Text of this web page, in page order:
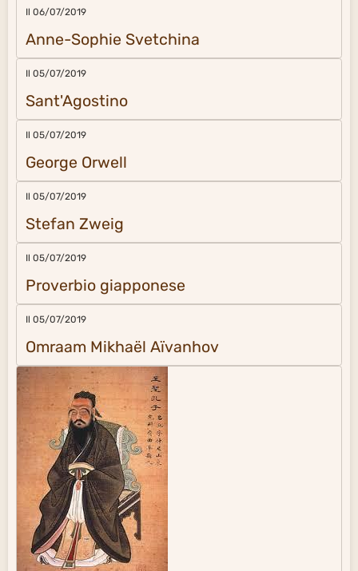
Il 06/07/2019
Anne-Sophie Svetchina
Il 05/07/2019
Sant'Agostino
Il 05/07/2019
George Orwell
Il 05/07/2019
Stefan Zweig
Il 05/07/2019
Proverbio giapponese
Il 05/07/2019
Omraam Mikhaël Aïvanhov